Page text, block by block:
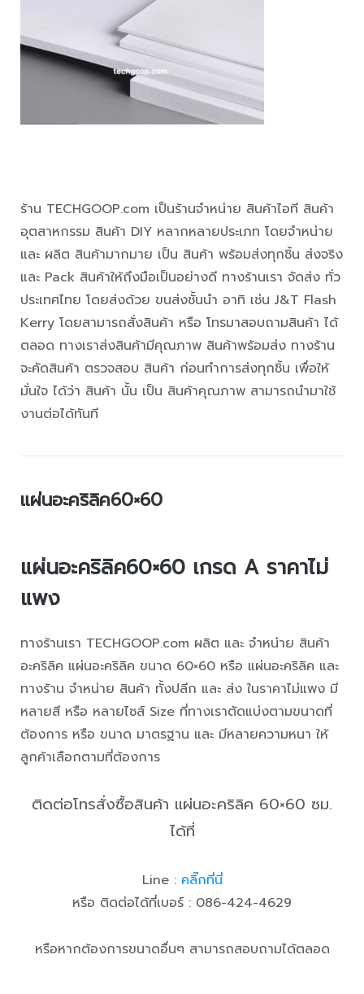
ร้าน TECHGOOP.com เป็นร้านจำหน่าย สินค้าไอที สินค้า
อุตสาหกรรม สินค้า DIY หลากหลายประเภท โดยจำหน่าย
และ ผลิต สินค้ามากมาย เป็น สินค้า พร้อมส่งทุกชิ้น ส่งจริง
และ Pack สินค้าให้ถึงมือเป็นอย่างดี ทางร้านเรา จัดส่ง ทั่ว
ประเทศไทย โดยส่งด้วย ขนส่งชั้นนำ อาทิ เช่น J&T Flash
Kerry โดยสามารถสั่งสินค้า หรือ โทรมาสอบถามสินค้า ได้
ตลอด ทางเราส่งสินค้ามีคุณภาพ สินค้าพร้อมส่ง ทางร้าน
จะคัดสินค้า ตรวจสอบ สินค้า ก่อนทำการส่งทุกชิ้น เพื่อให้
มั่นใจ ได้ว่า สินค้า นั้น เป็น สินค้าคุณภาพ สามารถนำมาใช้
งานต่อได้ทันที
แผ่นอะคริลิค60×60
แผ่นอะคริลิค60×60 เกรด A ราคาไม่
แพง
ทางร้านเรา TECHGOOP.com ผลิต และ จำหน่าย สินค้า
อะคริลิค แผ่นอะคริลิค ขนาด 60×60 หรือ แผ่นอะคริลิค และ
ทางร้าน จำหน่าย สินค้า ทั้งปลีก และ ส่ง ในราคาไม่แพง มี
หลายสี หรือ หลายไซส์ Size ที่ทางเราตัดแบ่งตามขนาดที่
ต้องการ หรือ ขนาด มาตรฐาน และ มีหลายความหนา ให้
ลูกค้าเลือกตามที่ต้องการ
ติดต่อโทรสั่งซื้อสินค้า แผ่นอะคริลิค 60×60 ซม.
ได้ที่
Line : คลิ๊กที่นี่
หรือ ติดต่อได้ที่เบอร์ : 086-424-4629
หรือหากต้องการขนาดอื่นๆ สามารถสอบถามได้ตลอด